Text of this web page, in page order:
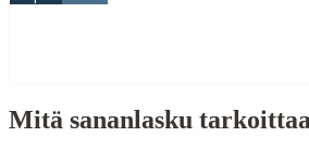
Finding Finnish proverbs about
Mitä sananlasku